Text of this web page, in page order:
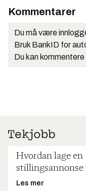
Kommentarer
Du må være
Bruk BankID for
Du kan
Hvordan lage en
stillingsannonse
Les mer